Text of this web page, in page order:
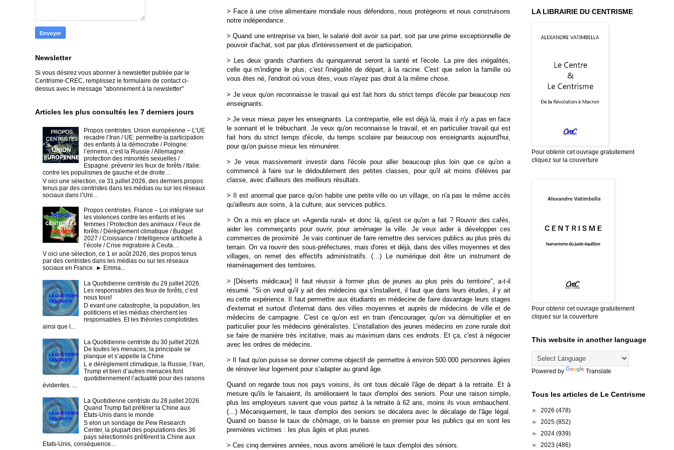
> Face à une crise alimentaire mondiale nous défendons, nous protégeons et nous construisons
notre indépendance.
>Quand une entreprise va bien, le salarié doit avoir sa part, soit par une prime exceptionnelle de
pouvoir d'achat, soit par plus d'intéressement et de participation.
> Les deux grands chantiers du quinquennat seront la santé et l'école. La pire des inégalités,
celle qui m'indigne le plus, c'est l'inégalité de départ, à la racine. C'est que selon la famille où
vous êtes né, l'endroit où vous êtes, vous n'ayez pas droit à la même chose.
> Je veux qu'on reconnaisse le travail qui est fait hors du strict temps d'école par beaucoup nos
enseignants.
> Je veux mieux payer les enseignants. La contrepartie, elle est déjà là, mais il n'y a pas en face
le sonnant et le trébuchant. Je veux qu'on reconnaisse le travail, et en particulier travail qui est
fait hors du strict temps d'école, du temps scolaire par beaucoup nos enseignants aujourd'hui,
pour qu'on puisse mieux les rémunérer.
> Je veux massivement investir dans l'école pour aller beaucoup plus loin que ce qu'on a
commencé à faire sur le dédoublement des petites classes, pour qu'il ait moins d'élèves par
classe, avec d'ailleurs des meilleurs résultats.
> Il est anormal que parce qu'on habite une petite ville ou un village, on n'a pas le même accès
qu'ailleurs aux soins, à la culture, aux services publics.
> On a mis en place un «Agenda rural» et donc là, qu'est ce qu'on a fait ? Rouvrir des cafés,
aider les commerçants pour ouvrir, pour aménager la ville. Je veux aider à développer ces
commerces de proximité Je vais continuer de faire remettre des services publics au plus près du
terrain. On va rouvrir des sous-préfectures, mais d'ores et déjà, dans des villes moyennes et des
villages, on remet des effectifs administratifs. (…) Le numérique doit être un instrument de
réaménagement des territoires.
> [Déserts médicaux] Il faut réussir à former plus de jeunes au plus près du territoire", a-t-il
résumé. "Si on veut qu'il y ait des médecins qui s'installent, il faut que dans leurs études, il y ait
eu cette expérience. Il faut permettre aux étudiants en médecine de faire davantage leurs stages
d'externat et surtout d'internat dans des villes moyennes et auprès de médecins de ville et de
médecins de campagne. C'est ce qu'on est en train d'encourager, qu'on va démultiplier et en
particulier pour les médecins généralistes. L’installation des jeunes médecins en zone rurale doit
se faire de manière très incitative, mais au maximum dans ces endroits. Et ça, c'est à négocier
avec les ordres de médecins.
> Il faut qu'on puisse se donner comme objectif de permettre à environ 500.000 personnes âgées
de rénover leur logement pour s'adapter au grand âge.
Quand on regarde tous nos pays voisins, ils ont tous décalé l'âge de départ à la retraite. Et à
mesure qu'ils le faisaient, ils amélioraient le taux d'emploi des seniors. Pour une raison simple,
plus les employeurs savent que vous partez à la retraite à 62 ans, moins ils vous embauchent.
(…) Mécaniquement, le taux d'emploi des seniors se décalera avec le décalage de l'âge légal.
Quand on baisse le taux de chômage, on le baisse en premier pour les publics qui en sont les
premières victimes : les plus âgés et plus jeunes.
> Ces cinq dernières années, nous avons amélioré le taux d'emploi des séniors.
Newsletter
Si vous désirez vous abonner à newsletter publiée par le
Centrisme-CREC, remplissez le formulaire de contact ci-
dessus avec le message "abonnement à la newsletter"
Articles les plus consultés les 7 derniers jours
Propos centristes. Union européenne – L’UE
recadre l’Iran / UE: permettre la participation
des enfants à la démocratie / Pologne:
l’ennemi, c’est la Russie / Allemagne:
protection des minorités sexuelles /
Espagne: prévenir les feux de forêts / Italie:
contre les populismes de gauche et de droite…
V oici une sélection, ce 31 juillet 2026, des derniers propos
tenus par des centristes dans les médias ou sur les réseaux
sociaux dans l’Uni...
Propos centristes. France – Loi intégrale sur
les violences contre les enfants et les
femmes / Protection des animaux / Feux de
forêts / Dérèglement climatique / Budget
2027 / Croissance / Intelligence artificielle à
l’école / Crise migratoire à Ceuta…
V oici une sélection, ce 1 er août 2026, des propos tenus
par des centristes dans les médias ou sur les réseaux
sociaux en France. ► Emma...
La Quotidienne centriste du 29 juillet 2026.
Les responsables des feux de forêts, c’est
nous tous!
D evant une catastrophe, la population, les
politiciens et les médias cherchent les
responsables. Et les théories complotistes
ainsi que l...
La Quotidienne centriste du 30 juillet 2026.
De toutes les menaces, la principale se
planque et s’appelle la Chine
L e dérèglement climatique, la Russie, l’Iran,
Trump et bien d’autres menaces font
quotidiennement l’actualité pour des raisons
évidentes. ...
La Quotidienne centriste du 28 juillet 2026.
Quand Trump fait préférer la Chine aux
Etats-Unis dans le monde
S elon un sondage de Pew Research
Center, la plupart des populations des 36
pays sélectionnés préfèrent la Chine aux
Etats-Unis, conséquence...
LA LIBRAIRIE DU CENTRISME
Pour obtenir cet ouvrage gratuitement
cliquez sur la couverture
Pour obtenir cet ouvrage gratuitement
cliquez sur la couverture
This website in another language
Powered by Translate
Tous les articles de Le Centrisme
► 2026 (478)
► 2025 (852)
► 2024 (939)
► 2023 (486)